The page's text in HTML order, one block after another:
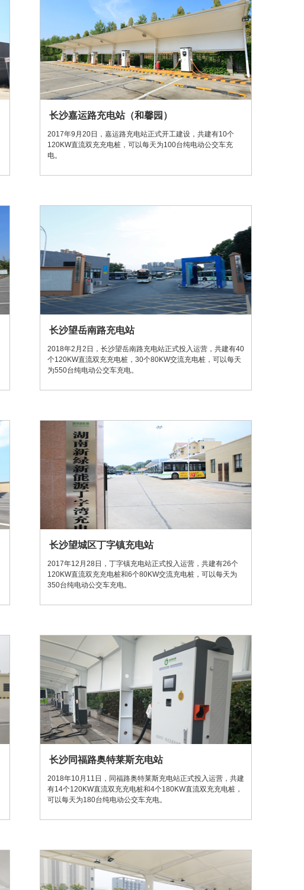
长沙嘉运路充电站（和馨园）
2017年9月20日，嘉运路充电站正式开工建设，共建有10个
120KW直流双充充电桩，可以每天为100台纯电动公交车充
电。
长沙望岳南路充电站
2018年2月2日，长沙望岳南路充电站正式投入运营，共建有40
个120KW直流双充充电桩，30个80KW交流充电桩，可以每天
为550台纯电动公交车充电。
长沙望城区丁字镇充电站
2017年12月28日，丁字镇充电站正式投入运营，共建有26个
120KW直流双充充电桩和6个80KW交流充电桩，可以每天为
350台纯电动公交车充电。
长沙同福路奥特莱斯充电站
2018年10月11日，同福路奥特莱斯充电站正式投入运营，共建
有14个120KW直流双充充电桩和4个180KW直流双充充电桩，
可以每天为180台纯电动公交车充电。